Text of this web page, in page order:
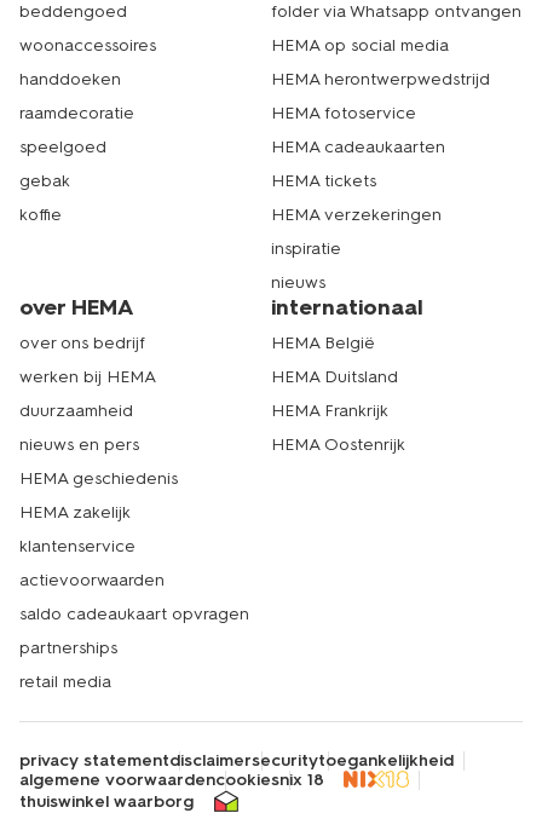
beddengoed
woonaccessoires
handdoeken
raamdecoratie
speelgoed
gebak
koffie
folder via Whatsapp ontvangen
HEMA op social media
HEMA herontwerpwedstrijd
HEMA fotoservice
HEMA cadeaukaarten
HEMA tickets
HEMA verzekeringen
inspiratie
nieuws
over HEMA
over ons bedrijf
werken bij HEMA
duurzaamheid
nieuws en pers
HEMA geschiedenis
HEMA zakelijk
klantenservice
actievoorwaarden
saldo cadeaukaart opvragen
partnerships
retail media
internationaal
HEMA België
HEMA Duitsland
HEMA Frankrijk
HEMA Oostenrijk
privacy statementdisclaimersecuritytoegankelijkheid
algemene voorwaardencookiesnix 18
thuiswinkel waarborg